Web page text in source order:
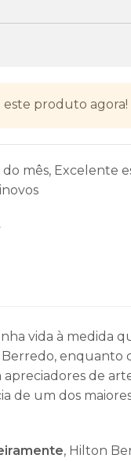
este produto agora!
do mês, Excelente
vida à medida
enquanto
de
de um dos
, Hilton